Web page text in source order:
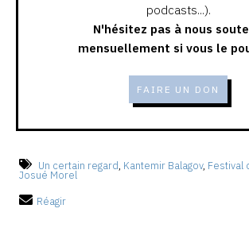
podcasts...).
N'hésitez pas à nous
mensuellement si vous le
FAIRE UN DON
Un certain regard, Kantemir Balagov, Festival
Josué Morel
Réagir